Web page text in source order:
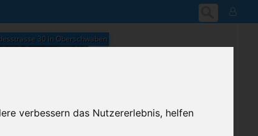
verbessern das Nutzererlebnis, helfen
30 in Oberschwaben
16:44